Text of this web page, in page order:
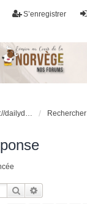
S’enregistrer
https://dailydigesthub.com Rechercher
Rechercher